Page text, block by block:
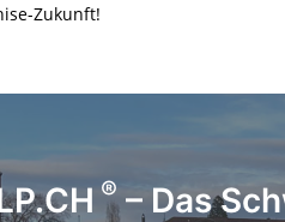
Zukunft!
®– Das